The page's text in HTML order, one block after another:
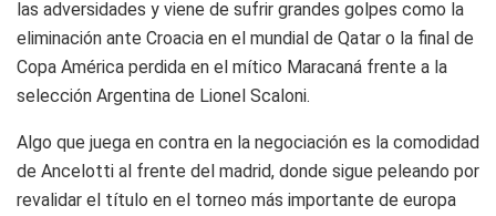
las adversidades y viene de sufrir grandes golpes como la
eliminación ante Croacia en el mundial de Qatar o la final de
Copa América perdida en el mítico Maracaná frente a la
selección Argentina de Lionel Scaloni.
Algo que juega en contra en la negociación es la comodidad
de Ancelotti al frente del madrid, donde sigue peleando por
revalidar el título en el torneo más importante de europa